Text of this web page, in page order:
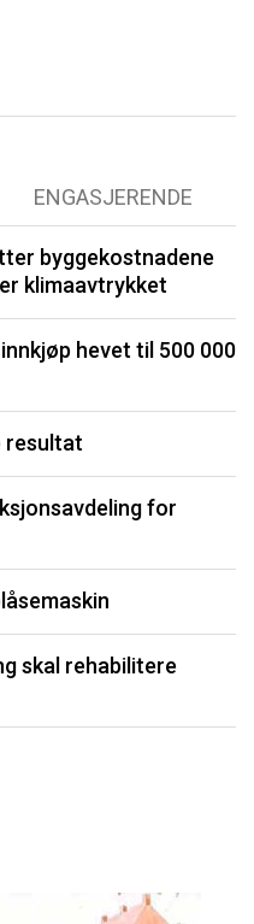
ENGASJERENDE
byggekostnadene
klimaavtrykket
hevet til 500 000
resultat
for
skal rehabilitere